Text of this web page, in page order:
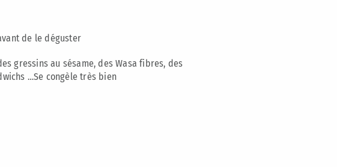
de le déguster
gressins au sésame, des Wasa fibres, des
…Se congèle très bien